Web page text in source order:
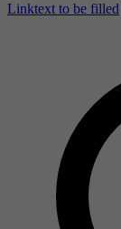
Linktext to be filled